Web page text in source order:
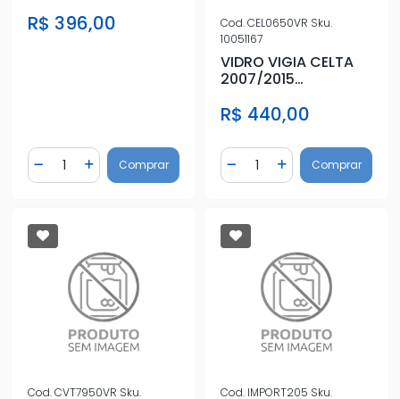
VERDE C/FURO LIM
R$ 396,00
Diminuir Quantidade
Quantidade
Adicionar Quantidade
Comprar
Cod.CEL0650VR Sku.
10051167
VIDRO VIGIA CELTA
2007/2015
VERDE C/FURO LIM
R$ 440,00
Diminuir Quantidade
Quantidade
AdicionarComprar
Cod.CVT7950VR Sku. Cod. IMPORT205 Sku.